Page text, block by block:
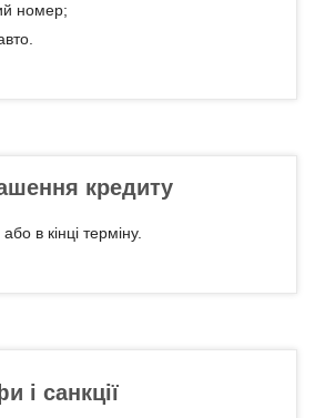
номер;
кредиту
в кінці терміну.
і санкції